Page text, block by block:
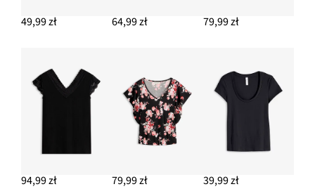
Nowa
cena
84,99 zł
Przeceniono149,99 zł-43%
DODAJ DO KOSZYKA
49,99 zł 64,99 zł 79,99 zł
94,99 zł 79,99 zł 39,99 zł